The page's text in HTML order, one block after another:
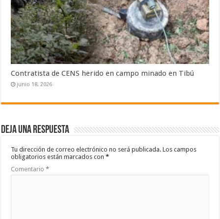
Contratista de CENS herido en campo minado en Tibú
junio 18, 2026
Deja una respuesta
Tu dirección de correo electrónico no será publicada. Los campos
obligatorios están marcados con*
Comentario*